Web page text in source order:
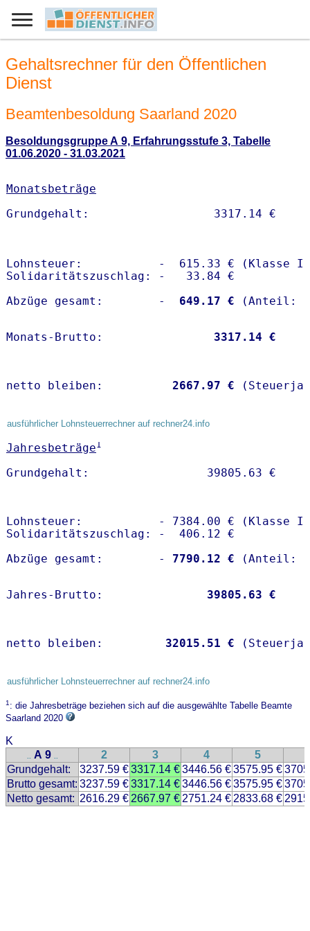
Gehaltsrechner für den Öffentlichen
Dienst
Beamtenbesoldung Saarland 2020
Besoldungsgruppe A 9, Erfahrungsstufe 3, Tabelle
01.06.2020 - 31.03.2021
Monatsbeträge
Lohnsteuer:           -  615.33 € (Klasse I)
Solidaritätszuschlag: -   33.84 €
Abzüge gesamt:        -
  649.17 €
Monats-Brutto: 3317.14 €
netto bleiben: 2667.97 €
ausführlicher Lohnsteuerrechner auf rechner24.info
Jahresbeträge1
Lohnsteuer:           - 7384.00 € (Klasse I)
Solidaritätszuschlag: -  406.12 €
Abzüge gesamt:        -
7790.12 €
Jahres-Brutto: 39805.63 €
netto bleiben: 32015.51 €
ausführlicher Lohnsteuerrechner auf rechner24.info
1: die Jahresbeträge beziehen sich auf die ausgewählte Tabelle Beamte
Saarland 2020
K
.. A 9 .. 2 3 4 5
Grundgehalt:
3237.59 €3317.14 €3446.56 €3575.95 €
Brutto gesamt: 3237.59 €3317.14 €3446.56 €3575.95 €
Netto gesamt: 2616.29 € 2667.97 € 2751.24 € 2833.68 €